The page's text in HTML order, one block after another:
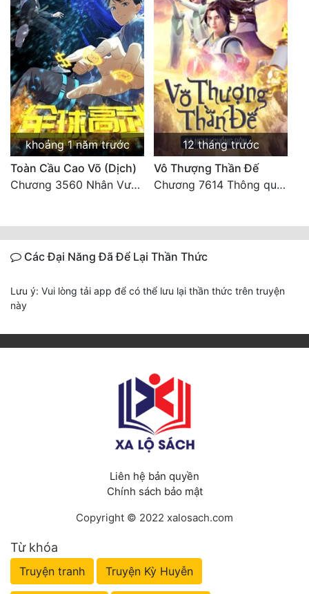
khoảng 1 năm trước
Toàn Cầu Cao Võ (Dịch)
Chương 3560 Nhân Vương trở về - END
12 tháng trước
Vô Thượng Thần Đế
Chương 7614 Thông quan ban thưởng, Ngục Hải Yên Thần Quang
Các Đại Năng Đã Để Lại Thần Thức
Lưu ý: Vui lòng tải app để có thể lưu lại thần thức trên truyện
này
Liên hệ bản quyền
Chính sách bảo mật
Copyright © 2022 xalosach.com
Từ khóa
Truyện tranh Truyện Kỳ Huyễn